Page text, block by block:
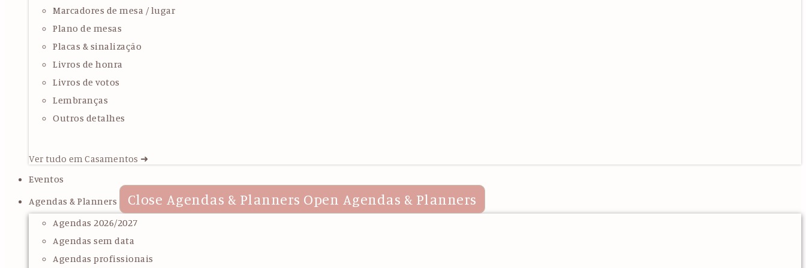
Marcadores de mesa / lugar
Plano de mesas
Placas & sinalização
Livros de honra
Livros de votos
Lembranças
Outros detalhes
Ver tudo em Casamentos ➜
Eventos
Agendas & Planners
Close Agendas & Planners Open Agendas & Planners
Agendas 2026/2027
Agendas sem data
Agendas profissionais